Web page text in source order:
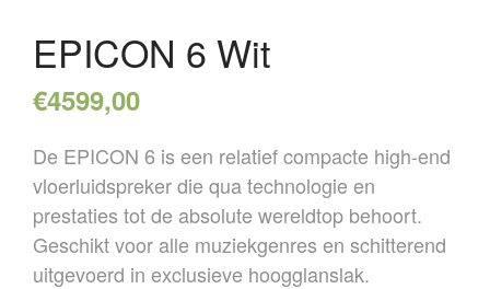
EPICON 6 Wit
€4599,00
De EPICON 6 is een relatief compacte high-end
vloerluidspreker die qua technologie en
prestaties tot de absolute wereldtop behoort.
Geschikt voor alle muziekgenres en schitterend
uitgevoerd in exclusieve hoogglanslak.